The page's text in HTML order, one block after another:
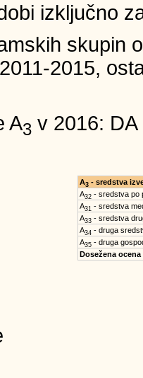
izključno
skupin
2015,
A3 v 2016: DA
A3- sredstva
A32- sredstva po
A31 - sredstva
A33- sredstva
A34 - druga
A35- druga
Dosežena ocena